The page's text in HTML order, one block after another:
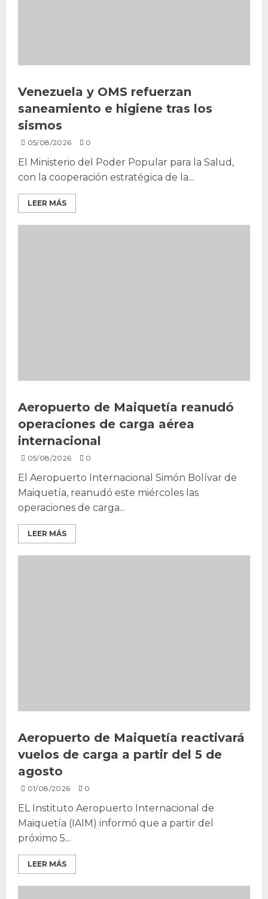
Venezuela y OMS refuerzan
saneamiento e higiene tras los
sismos
05/08/2026 0
El Ministerio del Poder Popular para la Salud,
con la cooperación estratégica de la...
LEER MÁS
Aeropuerto de Maiquetía reanudó
operaciones de carga aérea
internacional
05/08/2026 0
El Aeropuerto Internacional Simón Bolívar de
Maiquetía, reanudó este miércoles las
operaciones de carga...
LEER MÁS
Aeropuerto de Maiquetía reactivará
vuelos de carga a partir del 5 de
agosto
01/08/2026 0
EL Instituto Aeropuerto Internacional de
Maiquetía (IAIM) informó que a partir del
próximo 5...
LEER MÁS